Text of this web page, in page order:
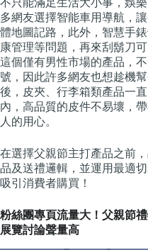
多網友選擇智能車用導航，
體地圖記路，此外，智慧手
康管理等問題，再來刮鬍刀
這個僅有男性市場的產品，
號，因此許多網友也想趁機
後，皮夾、行李箱類產品一
內，高品質的皮件不易壞，
人的用心。
在選擇父親節主打產品之前
品及送禮邏輯，並運用最適
吸引消費者購買！
粉絲團專頁流量大！父親節
展覽討論聲量高